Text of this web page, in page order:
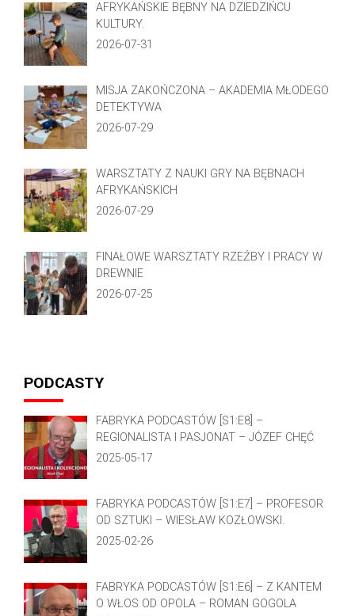
AFRYKAŃSKIE BĘBNY NA DZIEDZIŃCU
KULTURY.
2026-07-31
MISJA ZAKOŃCZONA – AKADEMIA MŁODEGO
DETEKTYWA
2026-07-29
WARSZTATY Z NAUKI GRY NA BĘBNACH
AFRYKAŃSKICH
2026-07-29
FINAŁOWE WARSZTATY RZEŹBY I PRACY W
DREWNIE
2026-07-25
PODCASTY
FABRYKA PODCASTÓW [S1:E8] –
REGIONALISTA I PASJONAT – JÓZEF CHĘĆ
2025-05-17
FABRYKA PODCASTÓW [S1:E7] – PROFESOR
OD SZTUKI – WIESŁAW KOZŁOWSKI.
2025-02-26
FABRYKA PODCASTÓW [S1:E6] – Z KANTEM
O WŁOS OD OPOLA – ROMAN GOGOLA